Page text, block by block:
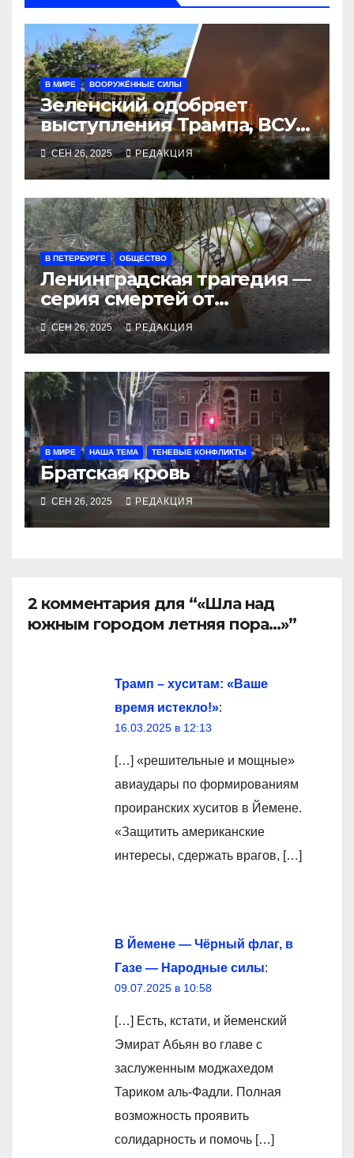
В МИРЕ ВООРУЖЁННЫЕ СИЛЫ
Зеленский одобряет
выступления Трампа, ВСУ
закрыли Добропольский
рубеж
СЕН 26, 2025 РЕДАКЦИЯ
В ПЕТЕРБУРГЕ ОБЩЕСТВО
Ленинградская трагедия —
серия смертей от
алкосуррогата
СЕН 26, 2025 РЕДАКЦИЯ
В МИРЕ НАША ТЕМА ТЕНЕВЫЕ КОНФЛИКТЫ
Братская кровь
СЕН 26, 2025 РЕДАКЦИЯ
2 комментария для “«Шла над
южным городом летняя пора…»”
Трамп – хуситам: «Ваше
время истекло!»:
16.03.2025 в 12:13
[…] «решительные и мощные»
авиаудары по формированиям
проиранских хуситов в Йемене.
«Защитить американские
интересы, сдержать врагов, […]
В Йемене — Чёрный флаг, в
Газе — Народные силы:
09.07.2025 в 10:58
[…] Есть, кстати, и йеменский
Эмират Абьян во главе с
заслуженным моджахедом
Тариком аль-Фадли. Полная
возможность проявить
солидарность и помочь […]